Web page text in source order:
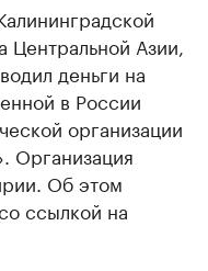
Азии,
деньги на
в России
организации
Организация
Об этом
ссылкой на